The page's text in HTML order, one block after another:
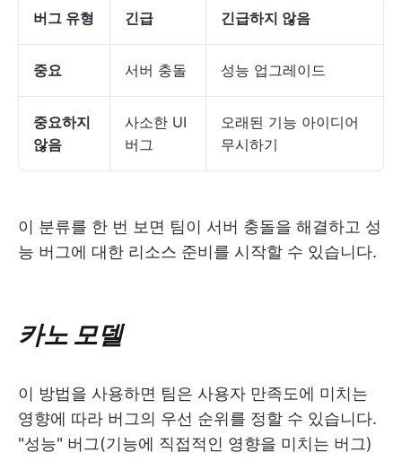
버그 유형 긴급 긴급하지 않음
중요 서버 충돌 성능 업그레이드
중요하지
않음
사소한 UI
버그
오래된 기능 아이디어
무시하기
이 분류를 한 번 보면 팀이 서버 충돌을 해결하고 성
능 버그에 대한 리소스 준비를 시작할 수 있습니다.
카노 모델
이 방법을 사용하면 팀은 사용자 만족도에 미치는
영향에 따라 버그의 우선 순위를 정할 수 있습니다.
"성능" 버그(기능에 직접적인 영향을 미치는 버그)